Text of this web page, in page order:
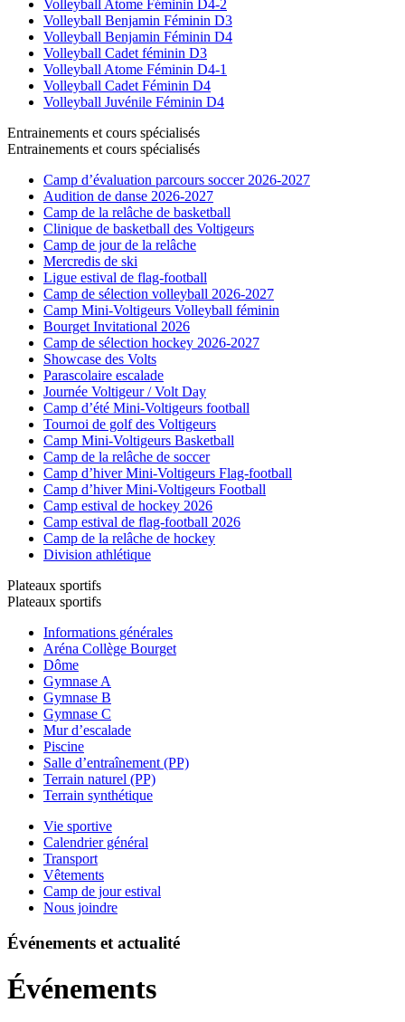
Volleyball Atome Féminin D4-2
Volleyball Benjamin Féminin D3
Volleyball Benjamin Féminin D4
Volleyball Cadet féminin D3
Volleyball Atome Féminin D4-1
Volleyball Cadet Féminin D4
Volleyball Juvénile Féminin D4
Entrainements et cours spécialisés
Entrainements et cours spécialisés
Camp d’évaluation parcours soccer 2026-2027
Audition de danse 2026-2027
Camp de la relâche de basketball
Clinique de basketball des Voltigeurs
Camp de jour de la relâche
Mercredis de ski
Ligue estival de flag-football
Camp de sélection volleyball 2026-2027
Camp Mini-Voltigeurs Volleyball féminin
Bourget Invitational 2026
Camp de sélection hockey 2026-2027
Showcase des Volts
Parascolaire escalade
Journée Voltigeur / Volt Day
Camp d’été Mini-Voltigeurs football
Tournoi de golf des Voltigeurs
Camp Mini-Voltigeurs Basketball
Camp de la relâche de soccer
Camp d’hiver Mini-Voltigeurs Flag-football
Camp d’hiver Mini-Voltigeurs Football
Camp estival de hockey 2026
Camp estival de flag-football 2026
Camp de la relâche de hockey
Division athlétique
Plateaux sportifs
Plateaux sportifs
Informations générales
Aréna Collège Bourget
Dôme
Gymnase A
Gymnase B
Gymnase C
Mur d’escalade
Piscine
Salle d’entraînement (PP)
Terrain naturel (PP)
Terrain synthétique
Vie sportive
Calendrier général
Transport
Vêtements
Camp de jour estival
Nous joindre
Événements et actualité
Événements